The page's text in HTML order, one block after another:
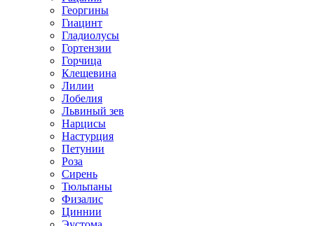
Георгины
Гиацинт
Гладиолусы
Гортензии
Горчица
Клещевина
Лилии
Лобелия
Львиный зев
Нарцисы
Настурция
Петунии
Роза
Сирень
Тюльпаны
Физалис
Циннии